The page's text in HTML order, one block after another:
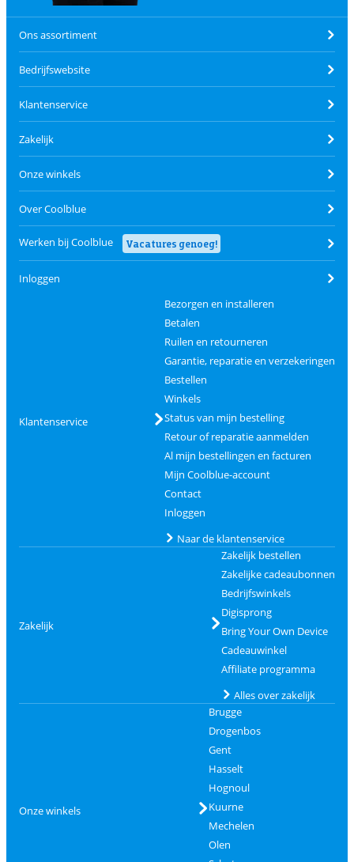
Ons assortiment
Bedrijfswebsite
Klantenservice
Zakelijk
Onze winkels
Over Coolblue
Werken bij Coolblue Vacatures genoeg!
Inloggen
Klantenservice
Bezorgen en installeren
Betalen
Ruilen en retourneren
Garantie, reparatie en verzekeringen
Bestellen
Winkels
Status van mijn bestelling
Retour of reparatie aanmelden
Al mijn bestellingen en facturen
Mijn Coolblue-account
Contact
Inloggen
Naar de klantenservice
Zakelijk
Zakelijk bestellen
Zakelijke cadeaubonnen
Bedrijfswinkels
Digisprong
Bring Your Own Device
Cadeauwinkel
Affiliate programma
Alles over zakelijk
Onze winkels
Brugge
Drogenbos
Gent
Hasselt
Hognoul
Kuurne
Mechelen
Olen